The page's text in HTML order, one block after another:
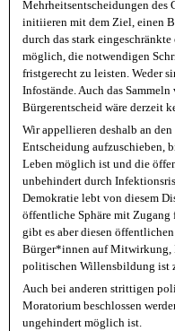
Mehrheitsentscheidungen des
initiieren mit dem Ziel, einen
durch das stark
möglich, die notwendigen
fristgerecht zu leisten. Weder
Infostände. Auch das
Bürgerentscheid wäre derzeit
Wir appellieren deshalb an
Entscheidung aufzuschieben,
Leben möglich ist und die
unbehindert durch
Demokratie lebt von diesem
öffentliche Sphäre mit
gibt es aber diesen
Bürger*innen auf Mitwirkung,
politischen Willensbildung ist
Auch bei anderen strittigen
Moratorium beschlossen
ungehindert möglich ist.